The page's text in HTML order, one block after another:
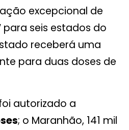
excepcional de
para seis estados do
receberá uma
para duas doses de
autorizado a
; o Maranhão, 141 mil